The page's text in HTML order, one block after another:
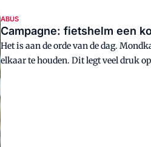
ABUS
Campagne: fietshelm een
Het is aan de orde van de dag.
elkaar te houden. Dit legt veel druk